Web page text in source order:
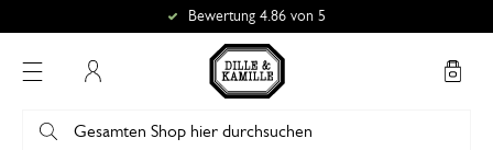
Bewertung 4.86 von 5